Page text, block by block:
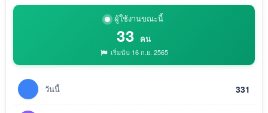
ผู้ใช้งานขณะนี้
33 คน
เริ่มนับ 16 ก.ย. 2565
วันนี้ 331